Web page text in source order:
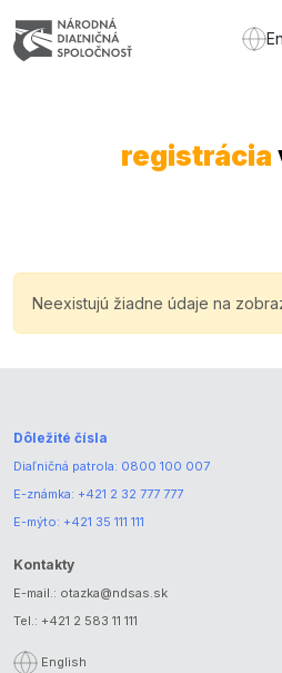
registrácia
Neexistujú žiadne údaje na
Dôležité čísla
Diaľničná patrola: 0800 100 007
E-známka: +421 2 32 777 777
E-mýto: +421 35 111 111
Kontakty
E-mail.: otazka@ndsas.sk
Tel.: +421 2 583 11 111
English